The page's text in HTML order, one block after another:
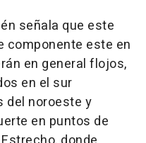
señala que este
componente este en
en general flojos,
en el sur
del noroeste y
en puntos de